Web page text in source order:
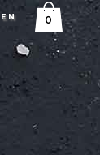
EN 0